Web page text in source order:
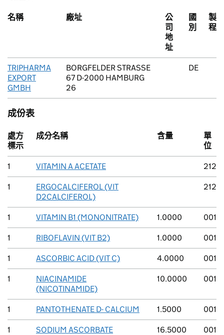
名稱 廠址
公
司
地
址
國
別
製
程
TRIPHARMA
EXPORT
GMBH
BORGFELDER STRASSE
67 D-2000 HAMBURG
26
DE
成份表
處方
標示
成分名稱 含量
單
位
1 VITAMIN A ACETATE 212
1
ERGOCALCIFEROL (VIT
D2CALCIFEROL)
212
1 VITAMIN B1 (MONONITRATE) 1.0000 001
1 RIBOFLAVIN (VIT B2) 1.0000 001
1 ASCORBIC ACID (VIT C) 4.0000 001
1
NIACINAMIDE
(NICOTINAMIDE)
10.0000 001
1 PANTOTHENATE D- CALCIUM 1.5000 001
1 SODIUM ASCORBATE 16.5000 001